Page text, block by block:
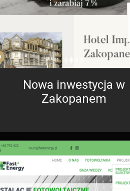
Nowa inwestycja w
Zakopanem